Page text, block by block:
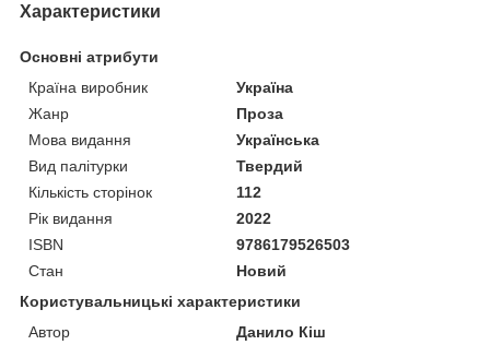
Характеристики
Основні атрибути
Країна виробник
Україна
Жанр
Проза
Мова видання
Українська
Вид палітурки
Твердий
Кількість сторінок
112
Рік видання
2022
ISBN
9786179526503
Стан
Новий
Користувальницькі характеристики
Автор
Данило Кіш